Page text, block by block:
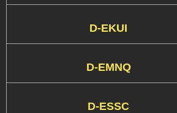
D-EKUI
D-EMNQ
D-ESSC